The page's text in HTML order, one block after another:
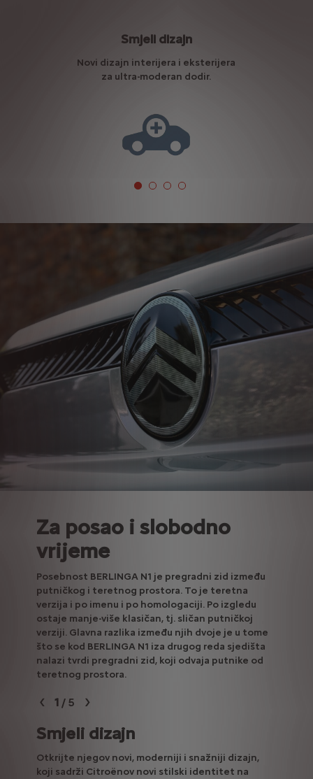
Smjeli dizajn
Novi dizajn interijera i eksterijera
za ultra-moderan dodir.
Za posao i slobodno
vrijeme
Posebnost BERLINGA N1 je pregradni zid između
putničkog i teretnog prostora. To je teretna
verzija i po imenu i po homologaciji. Po izgledu
ostaje manje-više klasičan, tj. sličan putničkoj
verziji. Glavna razlika između njih dvoje je u tome
što se kod BERLINGA N1 iza drugog reda sjedišta
nalazi tvrdi pregradni zid, koji odvaja putnike od
teretnog prostora.
Nazad
1 / 5
Smjeli dizajn
Otkrijte njegov novi, moderniji i snažniji dizajn,
koji sadrži Citroënov novi stilski identitet na
NASTAVI